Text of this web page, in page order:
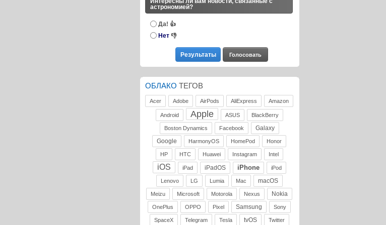
астрономией?
Да! 👍
Нет 👎
ОБЛАКО ТЕГОВ
Acer Adobe AirPods AliExpress Amazon
Android Apple ASUS BlackBerry
Boston Dynamics Facebook
Galaxy
Google
HarmonyOS HomePod Honor
HP HTC Huawei Instagram Intel
iOS iPad iPadOS iPhone iPod
Lenovo LG Lumia Mac macOS
Meizu Microsoft Motorola Nexus Nokia
OnePlus OPPO Pixel Samsung Sony
SpaceX Telegram Tesla tvOS Twitter